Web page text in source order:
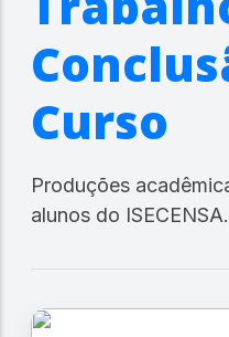
Curso
Produções
alunos do ISECENSA.